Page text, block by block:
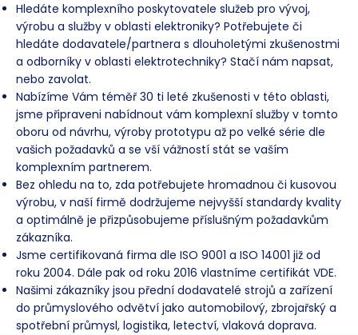
Hledáte komplexního poskytovatele služeb pro vývoj,
výrobu a služby v oblasti elektroniky? Potřebujete či
hledáte dodavatele/partnera s dlouholetými zkušenostmi
a odborníky v oblasti elektrotechniky? Stačí nám napsat,
nebo zavolat.
Nabízíme Vám téměř 30 ti leté zkušenosti v této oblasti,
jsme připraveni nabídnout vám komplexní služby v tomto
oboru od návrhu, výroby prototypu až po velké série dle
vašich požadavků a se vší vážností stát se vaším
komplexním partnerem.
Bez ohledu na to, zda potřebujete hromadnou či kusovou
výrobu, v naší firmě dodržujeme nejvyšší standardy kvality
a optimálně je přizpůsobujeme příslušným požadavkům
zákazníka.
Jsme certifikovaná firma dle ISO 9001 a ISO 14001 již od
roku 2004. Dále pak od roku 2016 vlastníme certifikát VDE.
Našimi zákazníky jsou přední dodavatelé strojů a zařízení
do průmyslového odvětví jako automobilový, zbrojařský a
spotřební průmysl, logistika, letectví, vlaková doprava.